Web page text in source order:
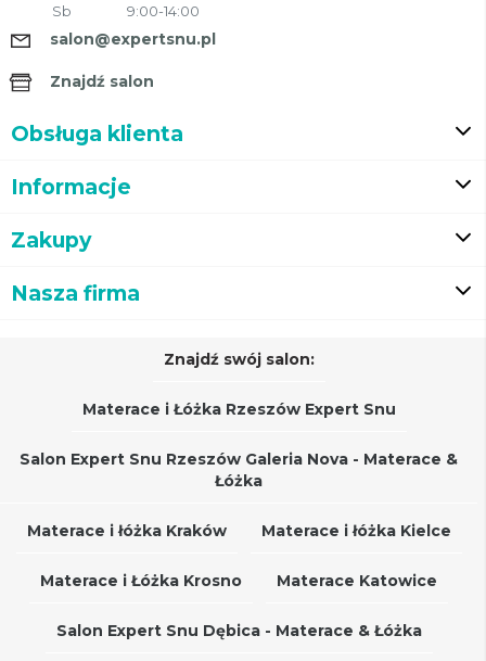
Sb
9:00-14:00
salon@expertsnu.pl
Znajdź salon
Obsługa klienta
Informacje
Zakupy
Nasza firma
Znajdź swój salon:
Materace i Łóżka Rzeszów Expert Snu
Salon Expert Snu Rzeszów Galeria Nova - Materace &
Łóżka
Materace i łóżka Kraków Materace i łóżka Kielce
Materace i Łóżka Krosno Materace Katowice
Salon Expert Snu Dębica - Materace & Łóżka